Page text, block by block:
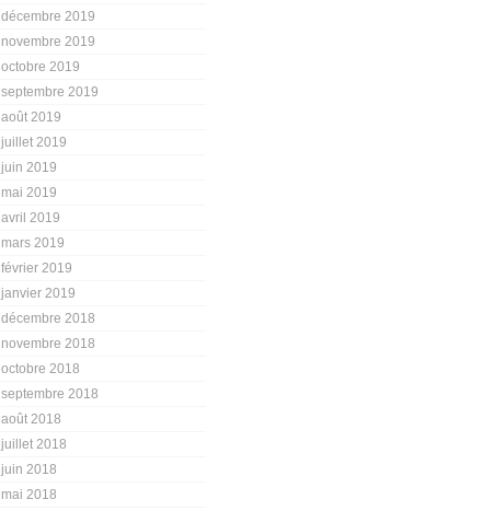
décembre 2019
novembre 2019
octobre 2019
septembre 2019
août 2019
juillet 2019
juin 2019
mai 2019
avril 2019
mars 2019
février 2019
janvier 2019
décembre 2018
novembre 2018
octobre 2018
septembre 2018
août 2018
juillet 2018
juin 2018
mai 2018